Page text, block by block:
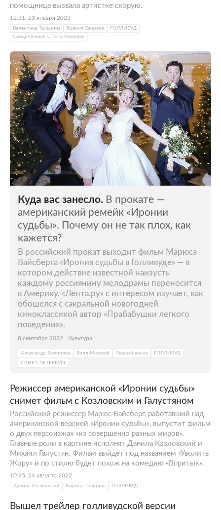
помощница вызвала артистке скорую.
12:31, 23 января 2023
Валентина Талызина Ксения Хаирова
ГОЛЛИВУД
Соединённые Штаты Америки
Куда вас занесло. В прокате —
американский ремейк «Иронии
судьбы». Почему он не так плох, как
кажется?
В российский прокат выходит фильм Марюса
Вайсберга «Ирония судьбы в Голливуде» — в
котором действие известной наизусть
каждому россиянину мелодрамы переносится
в Америку. «Лента.ру» с интересом изучает, как
обошелся с сакральной новогодней
киноклассикой автор «Прабабушки легкого
поведения».
8 сентября 2022 Культура
Александр Вампилов Билл Мюррей Первый канал
ГОЛЛИВУД
САНКТ-ПЕТЕРБУРГ
Режиссер американской «Иронии судьбы»
снимет фильм с Козловским и Галустяном
Российский режиссер Марюс Вайсберг, работавший над
американской версией «Иронии судьбы», выпустит фильм
о двух персонажах «из совершенно разных миров».
Главные роли в картине исполнят Данила Козловский и
Михаил Галустян. Фильм выйдет под названием «Уволить
Жору» и по стилю будет похож на комедию «Впритык».
10:25, 24 августа 2022
Данила Козловский Кирилл Соколов ГОЛЛИВУД
Вышел трейлер голливудской версии